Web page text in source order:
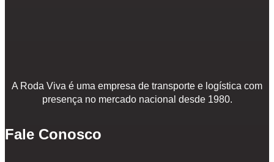
A Roda Viva é uma empresa de transporte e logística com
presença no mercado nacional desde 1980.
Fale Conosco